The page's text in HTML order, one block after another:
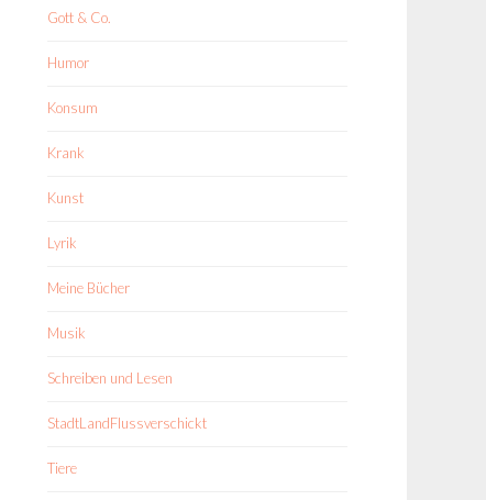
Gott & Co.
Humor
Konsum
Krank
Kunst
Lyrik
Meine Bücher
Musik
Schreiben und Lesen
StadtLandFlussverschickt
Tiere